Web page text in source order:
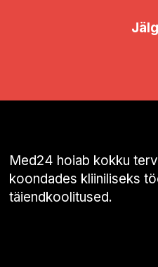
Med24 hoiab kokku
koondades kliiniliseks
täiendkoolitused.